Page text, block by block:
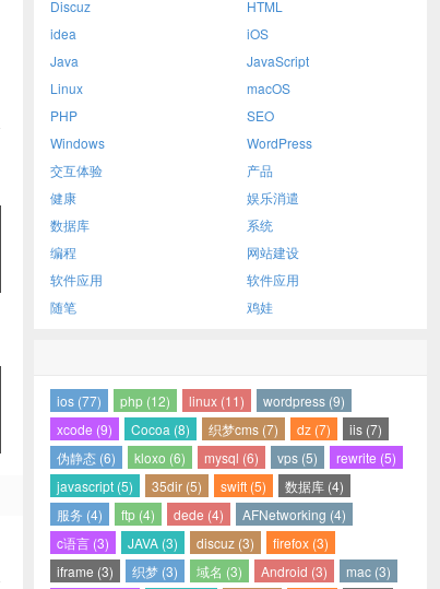
Discuz
HTML
idea
iOS
Java
JavaScript
Linux
macOS
PHP
SEO
Windows
WordPress
交互体验
产品
健康
娱乐消遣
数据库
系统
编程
网站建设
软件应用
软件应用
随笔
鸡娃
ios (77) php (12) linux (11)
wordpress (9)
xcode (9)
Cocoa (8) 织梦cms (7) dz (7)
iis (7)
伪静态 (6)
kloxo (6) mysql (6) vps (5)
rewrite (5)
javascript (5)
35dir (5) swift (5)
数据库 (4)
服务 (4)
ftp (4) dede (4)
AFNetworking (4)
c语言 (3)
JAVA (3) discuz (3)
firefox (3)
iframe (3)
织梦 (3) 域名 (3) Android (3)
mac (3)